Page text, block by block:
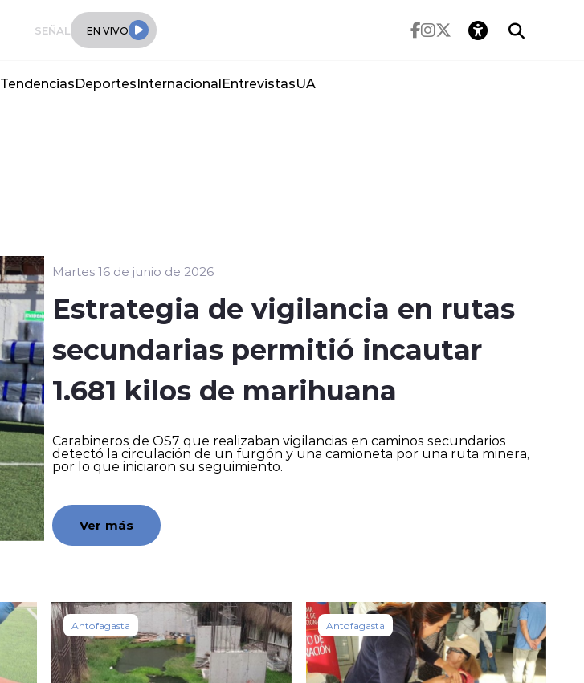
SEÑAL EN VIVO
TendenciasDeportesInternacionalEntrevistasUA
Martes 16 de junio de 2026
Estrategia de vigilancia en rutas
secundarias permitió incautar
1.681 kilos de marihuana
Carabineros de OS7 que realizaban vigilancias en caminos secundarios
detectó la circulación de un furgón y una camioneta por una ruta minera,
por lo que iniciaron su seguimiento.
Ver más
Antofagasta Antofagasta